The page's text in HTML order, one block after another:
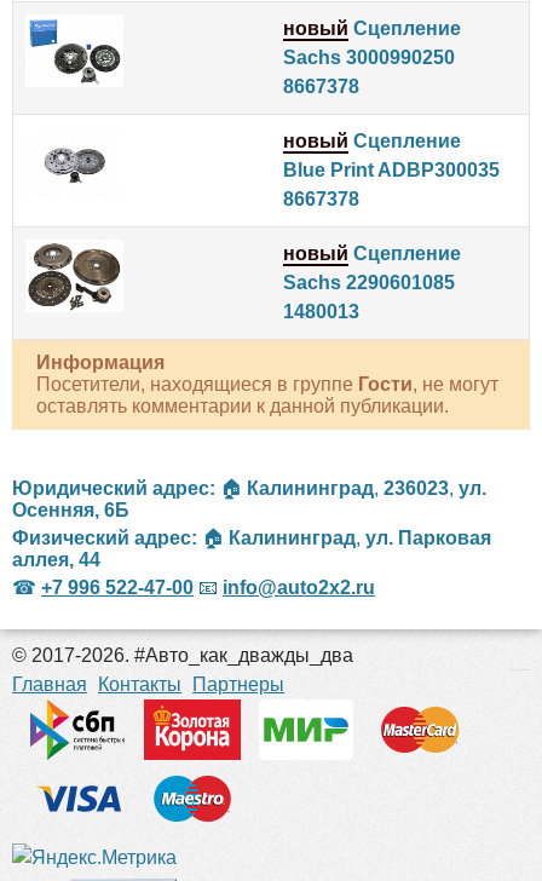
новый Сцепление
Sachs 3000990250
8667378
новый Сцепление
Blue Print ADBP300035
8667378
новый Сцепление
Sachs 2290601085
1480013
Информация
Посетители, находящиеся в группе Гости, не могут
оставлять комментарии к данной публикации.
Юридический адрес: 🏠 Калининград, 236023, ул.
Осенняя, 6Б
Физический адрес: 🏠 Калининград, ул. Парковая
аллея, 44
☎ +7 996 522-47-00 📧 info@auto2x2.ru
© 2017-2026. #Авто_как_дважды_два
Главная
Контакты Партнеры